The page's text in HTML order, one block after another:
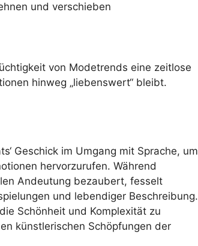
und verschieben
von Modetrends eine zeitlose
hinweg „liebenswert“ bleibt.
Geschick im Umgang mit Sprache, um
hervorzurufen. Während
Andeutung bezaubert, fesselt
und lebendiger Beschreibung.
Schönheit und Komplexität zu
künstlerischen Schöpfungen der